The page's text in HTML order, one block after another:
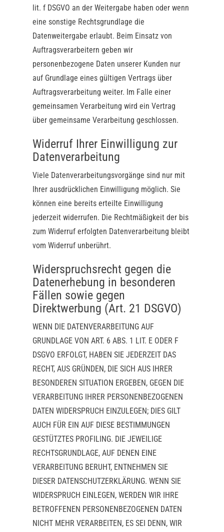
lit. f DSGVO an der Weitergabe haben oder wenn
eine sonstige Rechtsgrundlage die
Datenweitergabe erlaubt. Beim Einsatz von
Auftragsverarbeitern geben wir
personenbezogene Daten unserer Kunden nur
auf Grundlage eines gültigen Vertrags über
Auftragsverarbeitung weiter. Im Falle einer
gemeinsamen Verarbeitung wird ein Vertrag
über gemeinsame Verarbeitung geschlossen.
Widerruf Ihrer Einwilligung zur
Datenverarbeitung
Viele Datenverarbeitungsvorgänge sind nur mit
Ihrer ausdrücklichen Einwilligung möglich. Sie
können eine bereits erteilte Einwilligung
jederzeit widerrufen. Die Rechtmäßigkeit der bis
zum Widerruf erfolgten Datenverarbeitung bleibt
vom Widerruf unberührt.
Widerspruchsrecht gegen die
Datenerhebung in besonderen
Fällen sowie gegen
Direktwerbung (Art. 21 DSGVO)
WENN DIE DATENVERARBEITUNG AUF
GRUNDLAGE VON ART. 6 ABS. 1 LIT. E ODER F
DSGVO ERFOLGT, HABEN SIE JEDERZEIT DAS
RECHT, AUS GRÜNDEN, DIE SICH AUS IHRER
BESONDEREN SITUATION ERGEBEN, GEGEN DIE
VERARBEITUNG IHRER PERSONENBEZOGENEN
DATEN WIDERSPRUCH EINZULEGEN; DIES GILT
AUCH FÜR EIN AUF DIESE BESTIMMUNGEN
GESTÜTZTES PROFILING. DIE JEWEILIGE
RECHTSGRUNDLAGE, AUF DENEN EINE
VERARBEITUNG BERUHT, ENTNEHMEN SIE
DIESER DATENSCHUTZERKLÄRUNG. WENN SIE
WIDERSPRUCH EINLEGEN, WERDEN WIR IHRE
BETROFFENEN PERSONENBEZOGENEN DATEN
NICHT MEHR VERARBEITEN, ES SEI DENN, WIR